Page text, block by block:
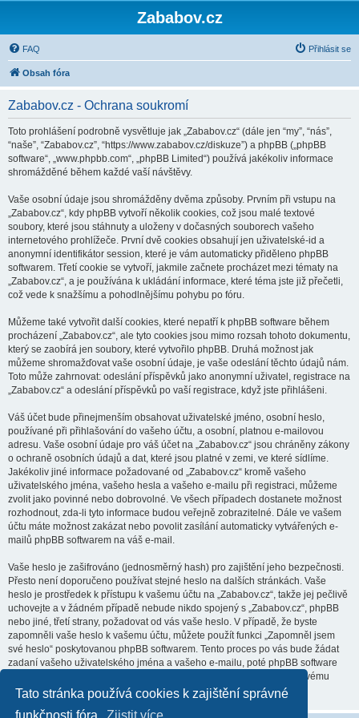
Tato stránka používá cookies k zajištění správné
Zababov.cz
FAQ Přihlásit se
Obsah fóra
Zababov.cz - Ochrana soukromí
Toto prohlášení podrobně vysvětluje jak „Zababov.cz“ (dále jen “my”, “nás”,
“naše”, “Zababov.cz”, “https://www.zababov.cz/diskuze”) a phpBB („phpBB
software“, „www.phpbb.com“, „phpBB Limited“) používá jakékoliv informace
shromážděné během každé vaší návštěvy.
Vaše osobní údaje jsou shromážděny dvěma způsoby. Prvním při vstupu na
„Zababov.cz“, kdy phpBB vytvoří několik cookies, což jsou malé textové
soubory, které jsou stáhnuty a uloženy v dočasných souborech vašeho
internetového prohlížeče. První dvě cookies obsahují jen uživatelské-id a
anonymní identifikátor session, které je vám automaticky přiděleno phpBB
softwarem. Třetí cookie se vytvoří, jakmile začnete procházet mezi tématy na
„Zababov.cz“, a je používána k ukládání informace, které téma jste již přečetli,
což vede k snažšímu a pohodlnějšímu pohybu po fóru.
Můžeme také vytvořit další cookies, které nepatří k phpBB software během
procházení „Zababov.cz“, ale tyto cookies jsou mimo rozsah tohoto dokumentu,
který se zaobírá jen soubory, které vytvořilo phpBB. Druhá možnost jak
můžeme shromažďovat vaše osobní údaje, je vaše odeslání těchto údajů nám.
Toto může zahrnovat: odeslání příspěvků jako anonymní uživatel, registrace na
„Zababov.cz“ a odeslání příspěvků po vaší registrace, když jste přihlášeni.
Váš účet bude přinejmenším obsahovat uživatelské jméno, osobní heslo,
používané při přihlašování do vašeho účtu, a osobní, platnou e-mailovou
adresu. Vaše osobní údaje pro váš účet na „Zababov.cz“ jsou chráněny zákony
o ochraně osobních údajů a dat, které jsou platné v zemi, ve které sídlíme.
Jakékoliv jiné informace požadované od „Zababov.cz“ kromě vašeho
uživatelského jména, vašeho hesla a vašeho e-mailu při registraci, můžeme
zvolit jako povinné nebo dobrovolné. Ve všech případech dostanete možnost
rozhodnout, zda-li tyto informace budou veřejně zobrazitelné. Dále ve vašem
účtu máte možnost zakázat nebo povolit zasílání automaticky vytvářených e-
mailů phpBB softwarem na váš e-mail.
Vaše heslo je zašifrováno (jednosměrný hash) pro zajištění jeho bezpečnosti.
Přesto není doporučeno používat stejné heslo na dalších stránkách. Vaše
heslo je prostředek k přístupu k vašemu účtu na „Zababov.cz“, takže jej pečlivě
uchovejte a v žádném případě nebude nikdo spojený s „Zababov.cz“, phpBB
nebo jiné, třetí strany, požadovat od vás vaše heslo. V případě, že byste
zapomněli vaše heslo k vašemu účtu, můžete použít funkci „Zapomněl jsem
své heslo“ poskytovanou phpBB softwarem. Tento proces po vás bude žádat
zadaní vašeho uživatelského jména a vašeho e-mailu, poté phpBB software
vygeneruje heslo nové a zašle vám ho, abyste se mohli přihlásit ke svému
účtu.